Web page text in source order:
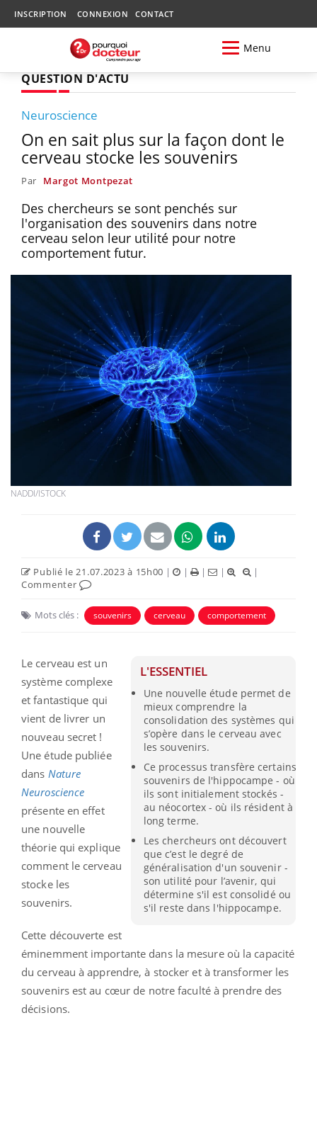
INSCRIPTION CONNEXION CONTACT
Menu
QUESTION D'ACTU
Neuroscience
On en sait plus sur la façon dont le
cerveau stocke les souvenirs
Par Margot Montpezat
Des chercheurs se sont penchés sur
l'organisation des souvenirs dans notre
cerveau selon leur utilité pour notre
comportement futur.
NADDI/ISTOCK
Publié le 21.07.2023 à 15h00 | | | |
|
Commenter
Mots clés : souvenirs cerveau comportement
L'ESSENTIEL
Une nouvelle étude permet de
mieux comprendre la
consolidation des systèmes qui
s’opère dans le cerveau avec
les souvenirs.
Ce processus transfère certains
souvenirs de l'hippocampe - où
ils sont initialement stockés -
au néocortex - où ils résident à
long terme.
Les chercheurs ont découvert
que c’est le degré de
généralisation d'un souvenir -
son utilité pour l’avenir, qui
détermine s'il est consolidé ou
s'il reste dans l'hippocampe.
Le cerveau est un
système complexe
et fantastique qui
vient de livrer un
nouveau secret !
Une étude publiée
dans Nature
Neuroscience
présente en effet
une nouvelle
théorie qui explique
comment le cerveau
stocke les
souvenirs.
Cette découverte est
éminemment importante dans la mesure où la capacité
du cerveau à apprendre, à stocker et à transformer les
souvenirs est au cœur de notre faculté à prendre des
décisions.